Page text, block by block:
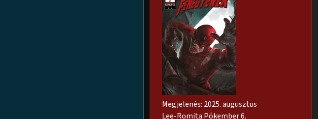
Megjelenés: 2025. augusztus
Lee-Romita Pókember 6.